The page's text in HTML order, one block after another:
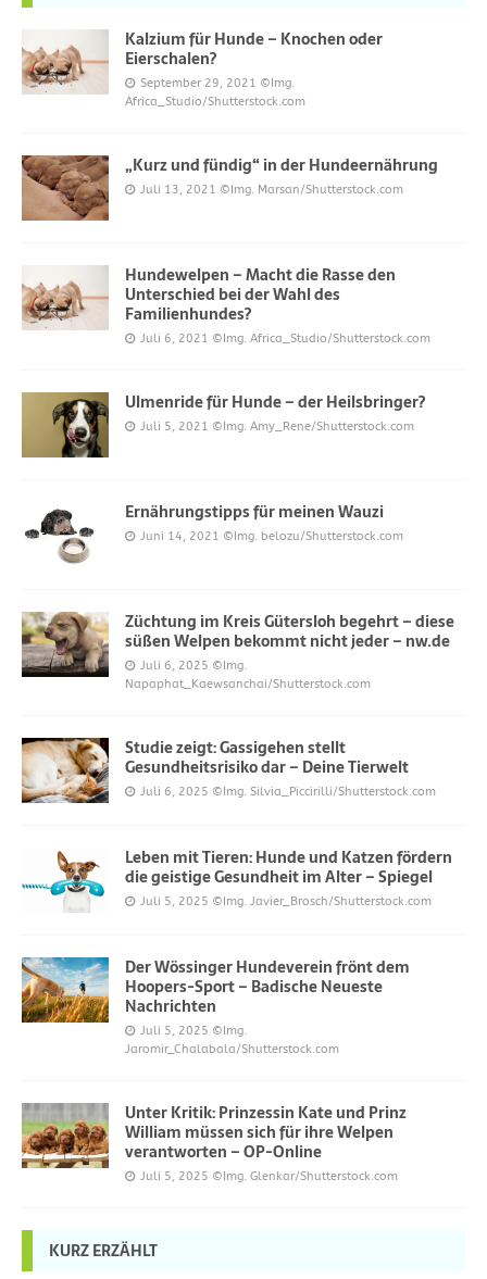
Kalzium für Hunde – Knochen oder
Eierschalen?
September 29, 2021 ©Img.
Africa_Studio/Shutterstock.com
„Kurz und fündig“ in der Hundeernährung
Juli 13, 2021 ©Img. Marsan/Shutterstock.com
Hundewelpen – Macht die Rasse den
Unterschied bei der Wahl des
Familienhundes?
Juli 6, 2021 ©Img. Africa_Studio/Shutterstock.com
Ulmenride für Hunde – der Heilsbringer?
Juli 5, 2021 ©Img. Amy_Rene/Shutterstock.com
Ernährungstipps für meinen Wauzi
Juni 14, 2021 ©Img. belozu/Shutterstock.com
Züchtung im Kreis Gütersloh begehrt – diese
süßen Welpen bekommt nicht jeder – nw.de
Juli 6, 2025 ©Img.
Napaphat_Kaewsanchai/Shutterstock.com
Studie zeigt: Gassigehen stellt
Gesundheitsrisiko dar – Deine Tierwelt
Juli 6, 2025 ©Img. Silvia_Piccirilli/Shutterstock.com
Leben mit Tieren: Hunde und Katzen fördern
die geistige Gesundheit im Alter – Spiegel
Juli 5, 2025 ©Img. Javier_Brosch/Shutterstock.com
Der Wössinger Hundeverein frönt dem
Hoopers-Sport – Badische Neueste
Nachrichten
Juli 5, 2025 ©Img.
Jaromir_Chalabala/Shutterstock.com
Unter Kritik: Prinzessin Kate und Prinz
William müssen sich für ihre Welpen
verantworten – OP-Online
Juli 5, 2025 ©Img. Glenkar/Shutterstock.com
KURZ ERZÄHLT